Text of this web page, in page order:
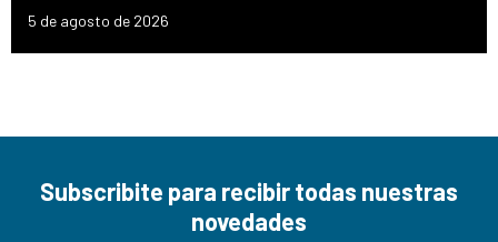
5 de agosto de 2026
Subscribite para recibir todas nuestras
novedades